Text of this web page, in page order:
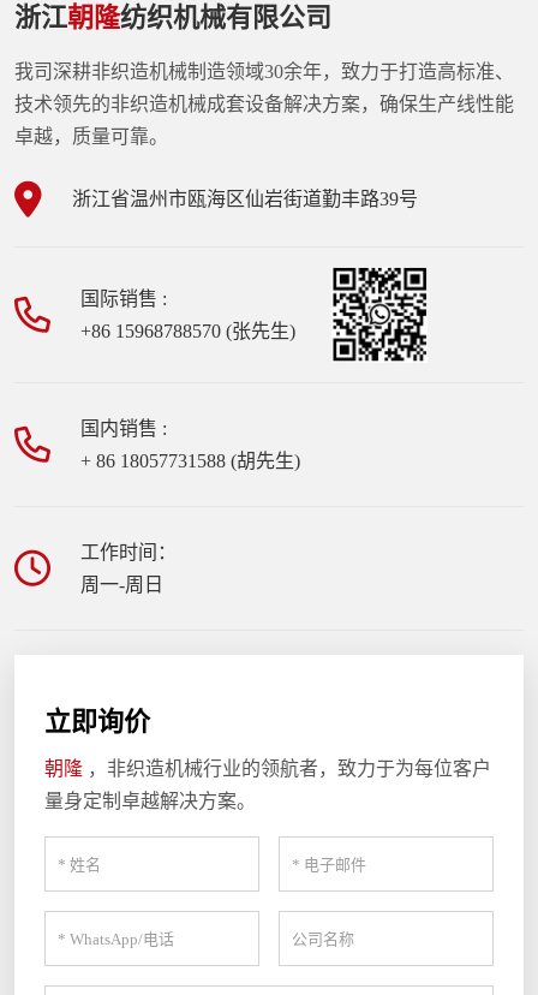
浙江朝隆纺织机械有限公司
我司深耕非织造机械制造领域30余年，致力于打造高标准、
技术领先的非织造机械成套设备解决方案，确保生产线性能
卓越，质量可靠。
浙江省温州市瓯海区仙岩街道勤丰路39号
国际销售 :
+86 15968788570 (张先生)
国内销售 :
+ 86 18057731588 (胡先生)
工作时间：
周一-周日
立即询价
朝隆 ，非织造机械行业的领航者，致力于为每位客户
量身定制卓越解决方案。